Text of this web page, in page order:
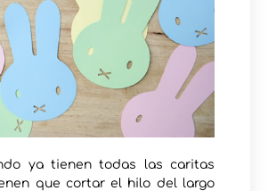
ya tienen todas las caritas
que cortar el hilo del largo